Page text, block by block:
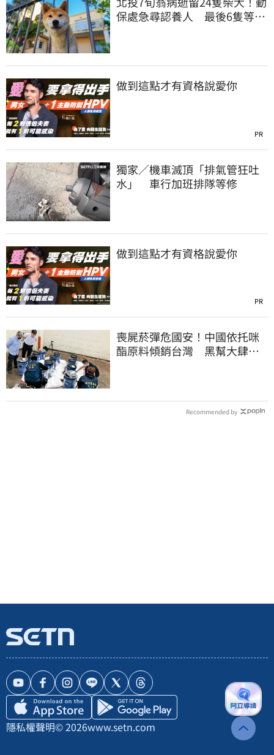
保處急尋認養人 最後6隻等新
做到這點才有資格說愛你
PR
獨家／機車滅頂「排氣管狂吐
水」 車行加班排隊等修
做到這點才有資格說愛你
PR
喪屍菸彈危國安！中國依托咪
酯原料傾銷台灣 黑幫大肆走
Recommended by
隱私權聲明© 2026www.setn.com